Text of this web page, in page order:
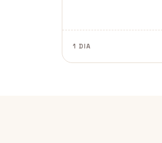
del Nadal.
1 DIA